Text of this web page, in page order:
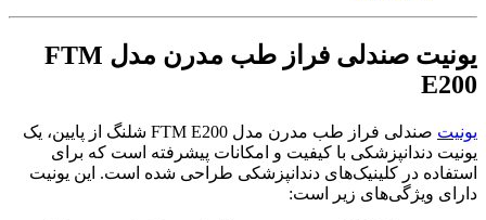
یونیت صندلی فراز طب مدرن مدل FTM
E200
یونیت
صندلی فراز طب مدرن مدل FTM E200 شلنگ از پایین، یک
یونیت دندانپزشکی با کیفیت و امکانات پیشرفته است که برای
استفاده در کلینیک‌های دندانپزشکی طراحی شده است. این یونیت
دارای ویژگی‌های زیر است: